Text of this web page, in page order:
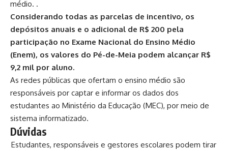
médio. .
Considerando todas as parcelas de incentivo, os
depósitos anuais e o adicional de R$ 200 pela
participação no Exame Nacional do Ensino Médio
(Enem), os valores do Pé-de-Meia podem alcançar R$
9,2 mil por aluno.
As redes públicas que ofertam o ensino médio são
responsáveis por captar e informar os dados dos
estudantes ao Ministério da Educação (MEC), por meio de
sistema informatizado.
Dúvidas
Estudantes, responsáveis e gestores escolares podem tirar